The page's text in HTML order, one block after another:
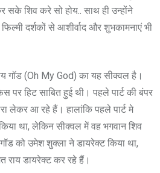
सके शिव करे सो होय.. साथ ही उन्होंने
दर्शकों से आशीर्वाद और शुभकामनाएं भी
गॉड (Oh My God) का यह सीक्वल है।
हिट साबित हुई थी। पहले पार्ट की बंपर
लेकर आ रहे हैं। हालांकि पहले पार्ट मे
था, लेकिन सीक्वल में वह भगवान शिव
को उमेश शुक्ला ने डायरेक्ट किया था,
राय डायरेक्ट कर रहे हैं।